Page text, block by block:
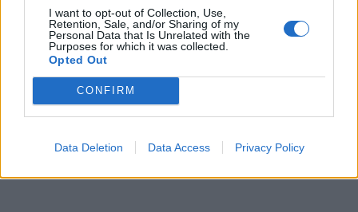
I want to opt-out of Collection, Use,
Retention, Sale, and/or Sharing of my
Personal Data that Is Unrelated with the
Purposes for which it was collected.
Opted Out
CONFIRM
Data Deletion Data Access Privacy Policy
tempestivamente il pronto soccorso.